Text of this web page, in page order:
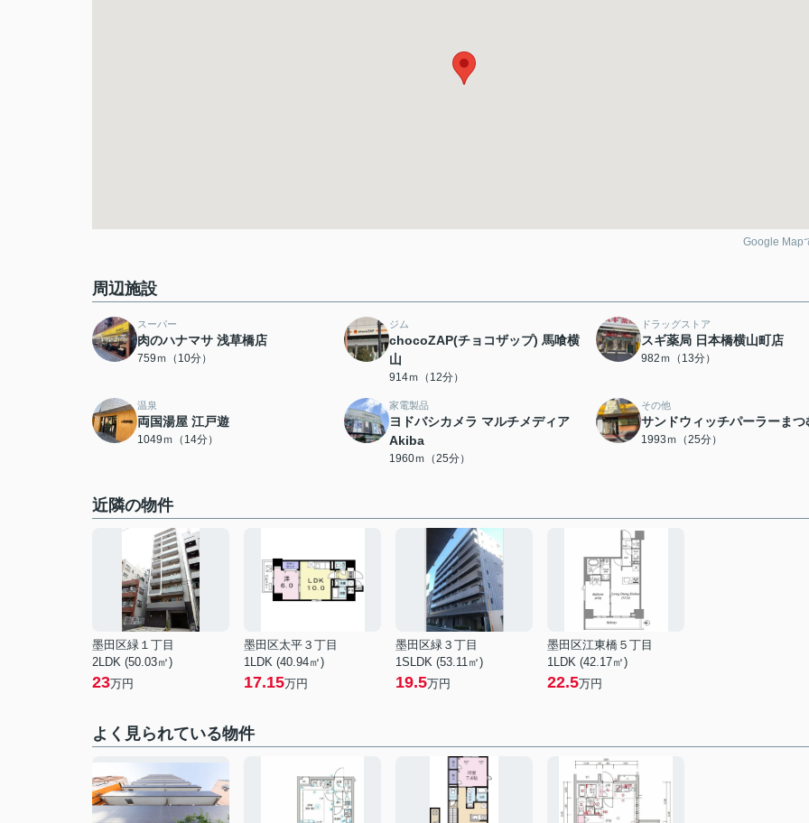
Google Map
周辺施設
スーパー
肉のハナマサ 浅草橋店
759ｍ（10分）
ジム
chocoZAP(チョコザップ) 馬喰横
山
914ｍ（12分）
ドラッグストア
スギ薬局 日本橋横山町店
982ｍ（13分）
温泉
両国湯屋 江戸遊
1049ｍ（14分）
家電製品
ヨドバシカメラ マルチメディア
Akiba
1960ｍ（25分）
その他
サンドウィッチパーラーまつ
1993ｍ（25分）
近隣の物件
墨田区緑１丁目
2LDK (50.03㎡)
23万円
墨田区太平３丁目
1LDK (40.94㎡)
17.15万円
墨田区緑３丁目
1SLDK (53.11㎡)
19.5万円
墨田区江東橋５丁目
1LDK (42.17㎡)
22.5万円
よく見られている物件